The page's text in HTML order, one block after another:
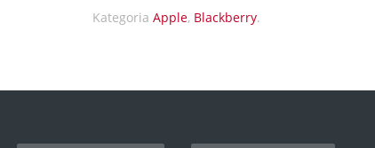
Kategoria Apple, Blackberry.